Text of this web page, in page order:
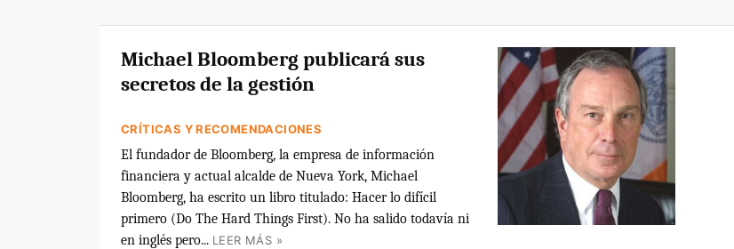
Michael Bloomberg publicará sus
secretos de la gestión
CRÍTICAS Y RECOMENDACIONES
El fundador de Bloomberg, la empresa de información
financiera y actual alcalde de Nueva York, Michael
Bloomberg, ha escrito un libro titulado: Hacer lo difícil
primero (Do The Hard Things First). No ha salido todavía ni
en inglés pero... LEER MÁS »